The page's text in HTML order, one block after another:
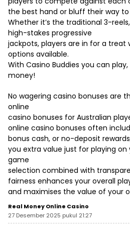
the best hand or bluff their way
Whether it’s the traditional 3-
high-stakes progressive
jackpots, players are in for a treat
options available.
With Casino Buddies you can
money!
No wagering casino bonuses are
online
casino bonuses for Australian
online casino bonuses often
bonus cash, or no-deposit
you extra value just for playing on
game
selection combined with
fairness enhances your overall
and maximises the value of your
Real Money Online Casino
27 Desember 2025 pukul 21:27